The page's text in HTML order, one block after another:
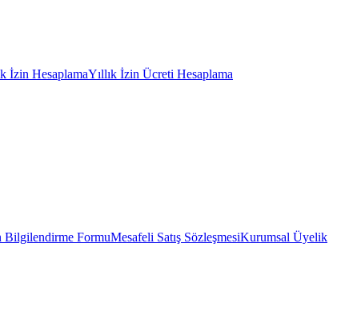
İzin HesaplamaYıllık İzin Ücreti Hesaplama
Bilgilendirme FormuMesafeli Satış SözleşmesiKurumsal Üyelik